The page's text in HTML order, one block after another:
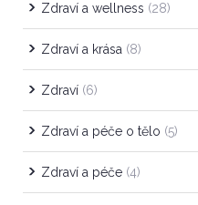
Zdraví a wellness (28)
Zdraví a krása (8)
Zdraví (6)
Zdraví a péče o tělo (5)
Zdraví a péče (4)